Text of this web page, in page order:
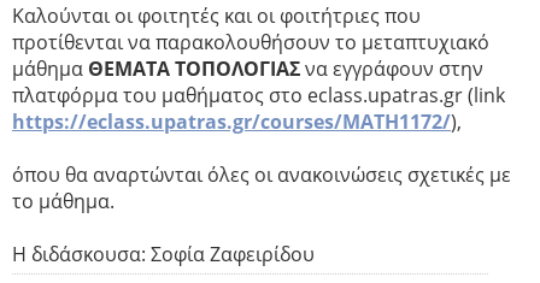
Καλούνται οι φοιτητές και οι φοιτήτριες που
προτίθενται να παρακολουθήσουν το μεταπτυχιακό
μάθημα ΘΕΜΑΤΑ ΤΟΠΟΛΟΓΙΑΣνα εγγράφουν στην
πλατφόρμα του μαθήματος στο eclass.upatras.gr (link
https://eclass.upatras.gr/courses/MATH1172/),
όπου θα αναρτώνται όλες οι ανακοινώσεις σχετικές με
το μάθημα.
Η διδάσκουσα: Σοφία Ζαφειρίδου